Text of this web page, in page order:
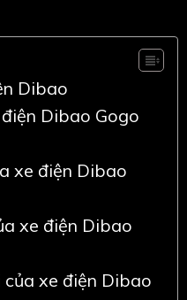
Dibao
Dibao Gogo
xe điện Dibao
xe điện Dibao
xe điện Dibao